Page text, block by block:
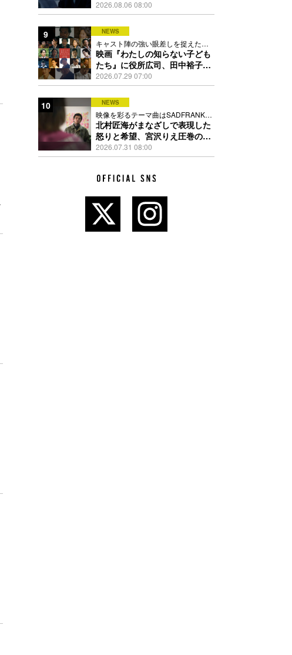
禁、事件前後で一変する表情捉
えた全4点
2026.08.06 08:00
9 NEWS
キャスト陣の強い眼差しを捉えたポ
スター、本予告も解禁
映画『わたしの知らない子ども
たち』に役所広司、田中裕子、
岡田准一、吉田羊、坂東龍汰ら
13人
2026.07.29 07:00
10 NEWS
映像を彩るテーマ曲はSADFRANKが
歌う「愛の讃歌」カバー
北村匠海がまなざしで表現した
怒りと希望、宮沢りえ圧巻の演
技が光る『しびれ』90秒予告解
禁
2026.07.31 08:00